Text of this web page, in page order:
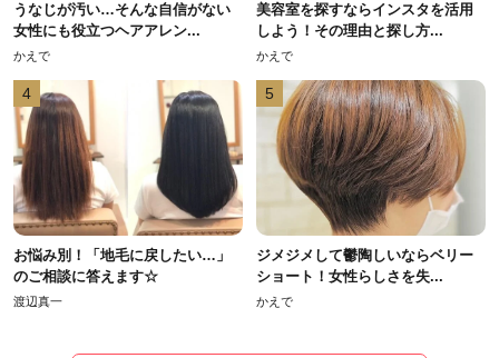
うなじが汚い…そんな自信がない
女性にも役立つヘアアレン...
かえで
美容室を探すならインスタを活用
しよう！その理由と探し方...
かえで
4
お悩み別！「地毛に戻したい…」
のご相談に答えます☆
渡辺真一
5
ジメジメして鬱陶しいならベリー
ショート！女性らしさを失...
かえで